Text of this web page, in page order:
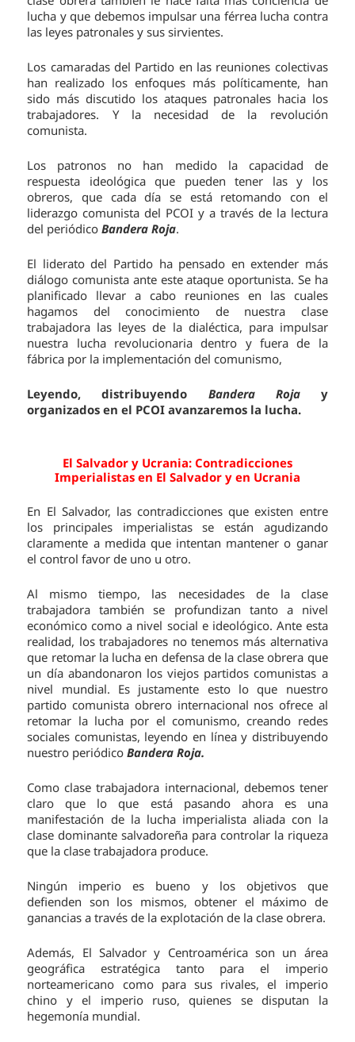
lucha y que debemos impulsar una férrea lucha contra
las leyes patronales y sus sirvientes.
Los camaradas del Partido en las reuniones colectivas
han realizado los enfoques más políticamente, han
sido más discutido los ataques patronales hacia los
trabajadores. Y la necesidad de la revolución
comunista.
Los patronos no han medido la capacidad de
respuesta ideológica que pueden tener las y los
obreros, que cada día se está retomando con el
liderazgo comunista del PCOI y a través de la lectura
del periódicoBandera Roja.
El liderato del Partido ha pensado en extender más
diálogo comunista ante este ataque oportunista. Se ha
planificado llevar a cabo reuniones en las cuales
hagamos del conocimiento de nuestra clase
trabajadora las leyes de la dialéctica, para impulsar
nuestra lucha revolucionaria dentro y fuera de la
fábrica por la implementación del comunismo,
Leyendo, distribuyendo Bandera Rojay
organizados en el PCOI avanzaremos la lucha.
El Salvador y Ucrania: Contradicciones
Imperialistas en El Salvador y en Ucrania
En El Salvador, las contradicciones que existen entre
los principales imperialistas se están agudizando
claramente a medida que intentan mantener o ganar
el control favor de uno u otro.
Al mismo tiempo, las necesidades de la clase
trabajadora también se profundizan tanto a nivel
económico como a nivel social e ideológico. Ante esta
realidad, los trabajadores no tenemos más alternativa
que retomar la lucha en defensa de la clase obrera que
un día abandonaron los viejos partidos comunistas a
nivel mundial. Es justamente esto lo que nuestro
partido comunista obrero internacional nos ofrece al
retomar la lucha por el comunismo, creando redes
sociales comunistas, leyendo en línea y distribuyendo
nuestro periódicoBandera Roja.
Como clase trabajadora internacional, debemos tener
claro que lo que está pasando ahora es una
manifestación de la lucha imperialista aliada con la
clase dominante salvadoreña para controlar la riqueza
que la clase trabajadora produce.
Ningún imperio es bueno y los objetivos que
defienden son los mismos, obtener el máximo de
ganancias a través de la explotación de la clase obrera.
Además, El Salvador y Centroamérica son un área
geográfica estratégica tanto para el imperio
norteamericano como para sus rivales, el imperio
chino y el imperio ruso, quienes se disputan la
hegemonía mundial.